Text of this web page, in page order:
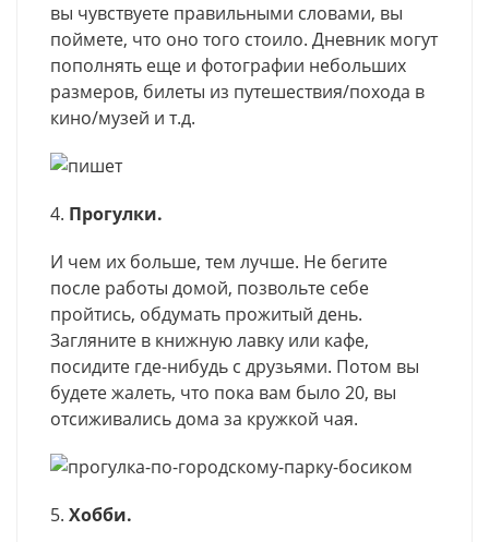
вы чувствуете правильными словами, вы
поймете, что оно того стоило. Дневник могут
пополнять еще и фотографии небольших
размеров, билеты из путешествия/похода в
кино/музей и т.д.
4. Прогулки.
И чем их больше, тем лучше. Не бегите
после работы домой, позвольте себе
пройтись, обдумать прожитый день.
Загляните в книжную лавку или кафе,
посидите где-нибудь с друзьями. Потом вы
будете жалеть, что пока вам было 20, вы
отсиживались дома за кружкой чая.
5. Хобби.